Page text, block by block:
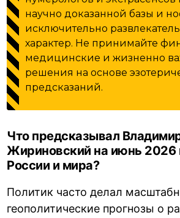
научно доказанной базы и
исключительно
характер. Не принимайте
медицинские и жизненно
решения на основе
предсказаний.
Что предсказывал
Жириновский на июнь 2026
России и мира?
Политик часто делал
геополитические прогнозы о